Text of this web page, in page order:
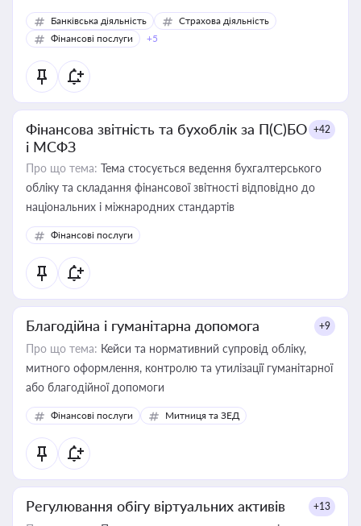
Банківська діяльність
Страхова діяльність
Фінансові послуги
+5
Фінансова звітність та бухоблік за П(С)БО
і МСФЗ
+42
Про що тема: Тема стосується ведення бухгалтерського
обліку та складання фінансової звітності відповідно до
національних і міжнародних стандартів
Фінансові послуги
Благодійна і гуманітарна допомога +9
Про що тема: Кейси та нормативний супровід обліку,
митного оформлення, контролю та утилізації гуманітарної
або благодійної допомоги
Фінансові послуги Митниця та ЗЕД
Регулювання обігу віртуальних активів +13